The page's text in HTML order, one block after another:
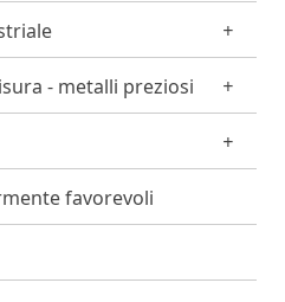
- metalli preziosi
favorevoli